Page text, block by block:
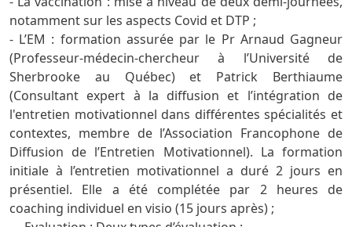
notamment sur les aspects Covid et DTP ;
- L’EM : formation assurée par le Pr Arnaud Gagneur
(Professeur-médecin-chercheur à l’Université de
Sherbrooke au Québec) et Patrick Berthiaume
(Consultant expert à la diffusion et l’intégration de
l'entretien motivationnel dans différentes spécialités et
contextes, membre de l’Association Francophone de
Diffusion de l’Entretien Motivationnel). La formation
initiale à l’entretien motivationnel a duré 2 jours en
présentiel. Elle a été complétée par 2 heures de
coaching individuel en visio (15 jours après) ;